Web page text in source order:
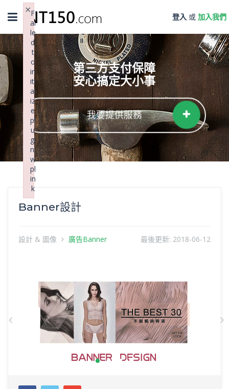
Toggle
navigation
登入 或 加入我們
第三方支付保障
安心搞定大小事
我要提供服務
Banner設計
設計 & 圖像 廣告Banner 最後更新: 2018-06-12
F
ai
le
d
t
o
in
iti
al
iz
e
pl
u
gi
n:
w
pl
in
k
×
Failed to initialize plugin: wplink